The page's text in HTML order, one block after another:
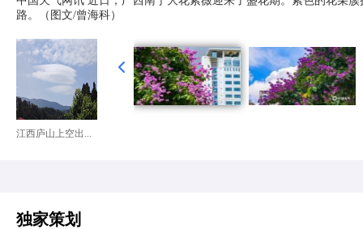
路。（图文/曾海科）
江西庐山上空出...
独家策划